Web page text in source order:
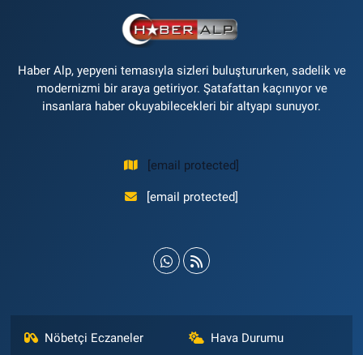
Haber Alp, yepyeni temasıyla sizleri buluştururken, sadelik ve
modernizmi bir araya getiriyor. Şatafattan kaçınıyor ve
insanlara haber okuyabilecekleri bir altyapı sunuyor.
[email protected]
[email protected]
Nöbetçi Eczaneler Hava Durumu